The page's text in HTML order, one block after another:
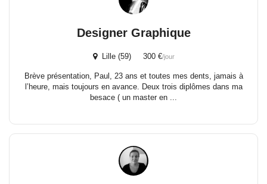
Designer Graphique
Lille (59) 300 €/jour
Brève présentation, Paul, 23 ans et toutes mes dents, jamais à
l’heure, mais toujours en avance. Deux trois diplômes dans ma
besace ( un master en ...